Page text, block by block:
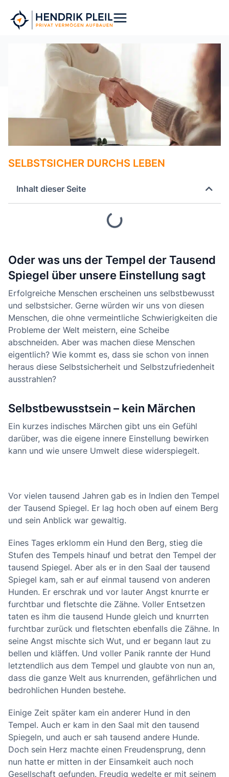
Inhalt
springen
SELBSTSICHER DURCHS LEBEN
Inhalt dieser Seite
Oder was uns der Tempel der Tausend
Spiegel über unsere Einstellung sagt
Erfolgreiche Menschen erscheinen uns selbstbewusst
und selbstsicher. Gerne würden wir uns von diesen
Menschen, die ohne vermeintliche Schwierigkeiten die
Probleme der Welt meistern, eine Scheibe
abschneiden. Aber was machen diese Menschen
eigentlich? Wie kommt es, dass sie schon von innen
heraus diese Selbstsicherheit und Selbstzufriedenheit
ausstrahlen?
Selbstbewusstsein – kein Märchen
Ein kurzes indisches Märchen gibt uns ein Gefühl
darüber, was die eigene innere Einstellung bewirken
kann und wie unsere Umwelt diese widerspiegelt.
Vor vielen tausend Jahren gab es in Indien den Tempel
der Tausend Spiegel. Er lag hoch oben auf einem Berg
und sein Anblick war gewaltig.
Eines Tages erklomm ein Hund den Berg, stieg die
Stufen des Tempels hinauf und betrat den Tempel der
tausend Spiegel. Aber als er in den Saal der tausend
Spiegel kam, sah er auf einmal tausend von anderen
Hunden. Er erschrak und vor lauter Angst knurrte er
furchtbar und fletschte die Zähne. Voller Entsetzen
taten es ihm die tausend Hunde gleich und knurrten
furchtbar zurück und fletschten ebenfalls die Zähne. In
seine Angst mischte sich Wut, und er begann laut zu
bellen und kläffen. Und voller Panik rannte der Hund
letztendlich aus dem Tempel und glaubte von nun an,
dass die ganze Welt aus knurrenden, gefährlichen und
bedrohlichen Hunden bestehe.
Einige Zeit später kam ein anderer Hund in den
Tempel. Auch er kam in den Saal mit den tausend
Spiegeln, und auch er sah tausend andere Hunde.
Doch sein Herz machte einen Freudensprung, denn
nun hatte er mitten in der Einsamkeit auch noch
Gesellschaft gefunden. Freudig wedelte er mit seinem